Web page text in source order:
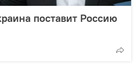
поставит Россию